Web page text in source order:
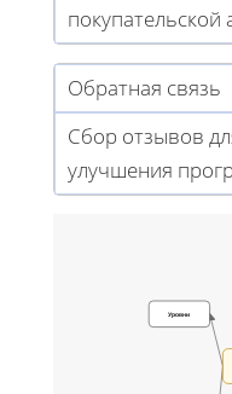
покупательской
Обратная связь
Сбор отзывов
улучшения
Уровни